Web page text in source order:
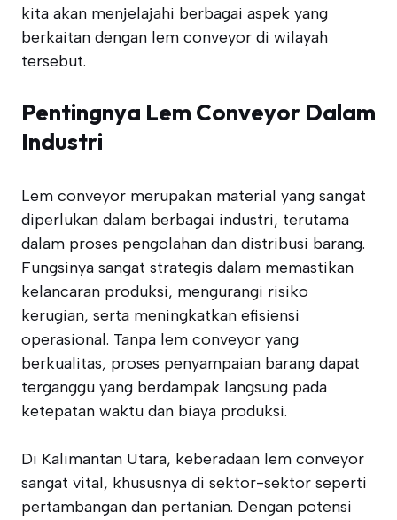
kita akan menjelajahi berbagai aspek yang
berkaitan dengan lem conveyor di wilayah
tersebut.
Pentingnya Lem Conveyor Dalam
Industri
Lem conveyor merupakan material yang sangat
diperlukan dalam berbagai industri, terutama
dalam proses pengolahan dan distribusi barang.
Fungsinya sangat strategis dalam memastikan
kelancaran produksi, mengurangi risiko
kerugian, serta meningkatkan efisiensi
operasional. Tanpa lem conveyor yang
berkualitas, proses penyampaian barang dapat
terganggu yang berdampak langsung pada
ketepatan waktu dan biaya produksi.
Di Kalimantan Utara, keberadaan lem conveyor
sangat vital, khususnya di sektor-sektor seperti
pertambangan dan pertanian. Dengan potensi